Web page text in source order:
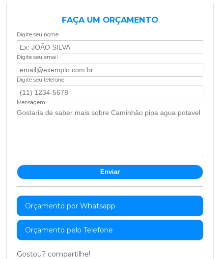
FAÇA UM ORÇAMENTO
Digite seu nome
Digite seu email
Digite seu telefone
Mensagem
Orçamento por Whatsapp
Orçamento pelo Telefone
Gostou? compartilhe!